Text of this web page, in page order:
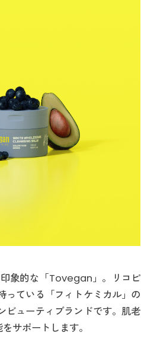
象的な「Tovegan」。リコピ
っている「フィトケミカル」の
ビューティブランドです。肌老
サポートします。